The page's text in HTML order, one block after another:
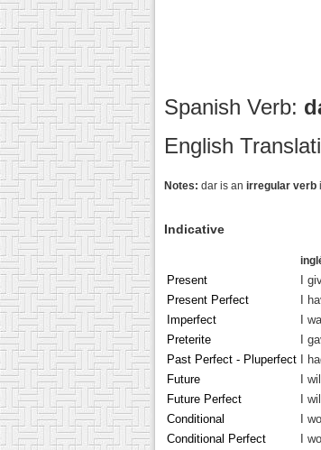
Spanish Verb:
English
Notes: dar is an irregular verb
Indicative
Present I
Present Perfect
I
Imperfect
I
Preterite
I
Past Perfect - Pluperfect
I
Future
I
Future Perfect
I
Conditional
I
Conditional Perfect
I